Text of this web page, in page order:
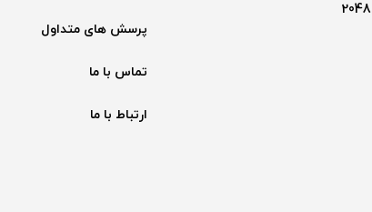
پرسش های متداول
تماس با ما
ارتباط با ما